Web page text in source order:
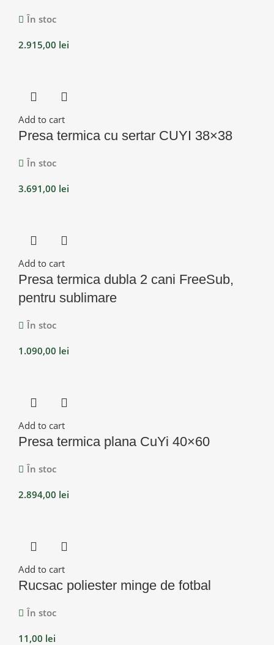
În stoc
2.915,00 lei
Add to cart
Presa termica cu sertar CUYI 38×38
În stoc
3.691,00 lei
Add to cart
Presa termica dubla 2 cani FreeSub,
pentru sublimare
În stoc
1.090,00 lei
Add to cart
Presa termica plana CuYi 40×60
În stoc
2.894,00 lei
Add to cart
Rucsac poliester minge de fotbal
În stoc
11,00 lei